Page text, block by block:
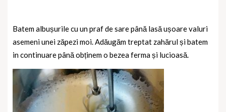
Batem albușurile cu un praf de sare până lasă ușoare valuri
asemeni unei zăpezi moi. Adăugăm treptat zahărul și batem
in continuare până obținem o bezea ferma și lucioasă.